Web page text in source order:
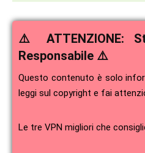
⚠️ ATTENZIONE:
Responsabile ⚠️
Questo contenuto è solo
leggi sul copyright e fai
Le tre VPN migliori che